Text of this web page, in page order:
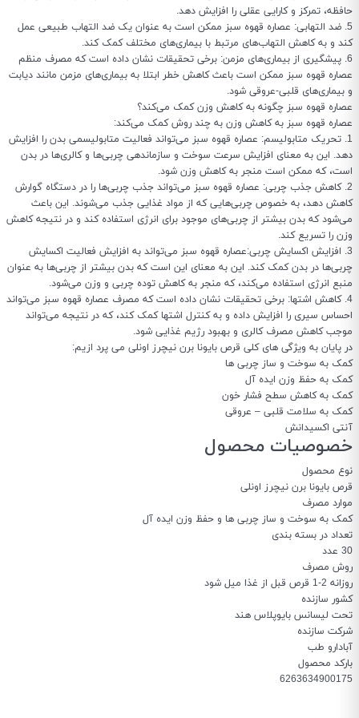
حافظه، تمرکز و کارایی عقلی را افزایش دهد.
5. ضد التهابی: عصاره قهوه سبز ممکن است به عنوان یک ضد التهاب طبیعی عمل
کند و به کاهش التهاب‌های مرتبط با بیماری‌های مختلف کمک کند.
6. پیشگیری از بیماری‌های مزمن: برخی تحقیقات نشان داده است که مصرف منظم
عصاره قهوه سبز ممکن است باعث کاهش خطر ابتلا به بیماری‌های مزمن مانند دیابت
و بیماری‌های قلبی-عروقی شود.
عصاره قهوه سبز چگونه به کاهش وزن کمک می‌کند؟
عصاره قهوه سبز به کاهش وزن به چند روش کمک می‌کند:
1. تحریک متابولیسم: عصاره قهوه سبز می‌تواند فعالیت متابولیسمی بدن را افزایش
دهد. این به معنای افزایش سرعت سوخت و سازماندهی چربی‌ها و کالری‌ها در بدن
است، که ممکن است منجر به کاهش وزن شود.
2. کاهش جذب چربی: عصاره قهوه سبز می‌تواند جذب چربی‌ها را در دستگاه گوارش
کاهش دهد، به خصوص چربی‌هایی که از مواد غذایی جذب می‌شوند. این باعث
می‌شود که بدن بیشتر از چربی‌های موجود برای انرژی استفاده کند و در نتیجه کاهش
وزن را تسریع کند.
3. افزایش اکسایش چربی:عصاره قهوه سبز می‌تواند به افزایش فعالیت اکسایش
چربی‌ها در بدن کمک کند. این به معنای این است که بدن بیشتر از چربی‌ها به عنوان
منبع انرژی استفاده می‌کند، که منجر به کاهش توده چربی و وزن می‌شود.
4. کاهش اشتها: برخی تحقیقات نشان داده است که مصرف عصاره قهوه سبز می‌تواند
احساس سیری را افزایش داده و به کنترل اشتها کمک کند، که در نتیجه می‌تواند
موجب کاهش مصرف کالری و بهبود رژیم غذایی شود.
در پایان به ویژگی های کلی قرص بایونا برن نیچرز اونلی می پرد ازیم:
کمک به سوخت و ساز چربی ها
کمک به حفظ وزن ایده آل
کمک به کاهش سطح فشار خون
کمک به سلامت قلبی – عروقی
آنتی اکسیدانش
خصوصیات محصول
نوع محصول
قرص بایونا برن نیچرز اونلی
موارد مصرف
کمک به سوخت و ساز چربی ها و حفظ وزن ایده آل
تعداد در بسته بندی
30 عدد
روش مصرف
روزانه 2-1 قرص قبل از غذا میل شود
کشور سازنده
تحت لیسانس بایوپلاس هند
شرکت سازنده
آبادارو طب
بارکد محصول
6263634900175